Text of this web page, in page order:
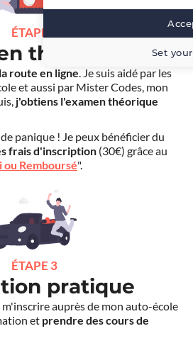
ÉTAPE 2
théorique
route en ligne. Je suis aidé par les
et aussi par Mister Codes, mon
j'obtiens l'examen théorique
panique ! Je peux bénéficier du
frais d'inscription (30€) grâce au
ou Remboursé".
ÉTAPE 3
pratique
m'inscrire auprès de mon auto-école
et prendre des cours de
Set